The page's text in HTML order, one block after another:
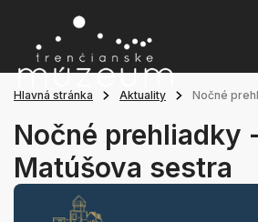
Hlavná stránka Aktuality Nočné
Nočné prehliadky
Matúšova sestra